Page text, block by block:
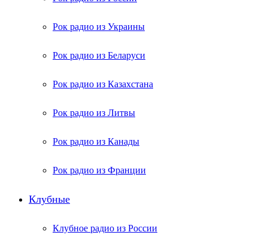
Рок радио из Украины
Рок радио из Беларуси
Рок радио из Казахстана
Рок радио из Литвы
Рок радио из Канады
Рок радио из Франции
Клубные
Клубное радио из России